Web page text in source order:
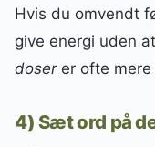
Hvis du omvendt
give energi uden
doserer ofte
4) Sæt ord på